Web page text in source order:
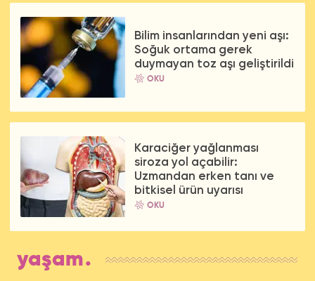
Bilim insanlarından yeni aşı:
Soğuk ortama gerek
duymayan toz aşı geliştirildi
OKU
Karaciğer yağlanması
siroza yol açabilir:
Uzmandan erken tanı ve
bitkisel ürün uyarısı
OKU
yaşam.